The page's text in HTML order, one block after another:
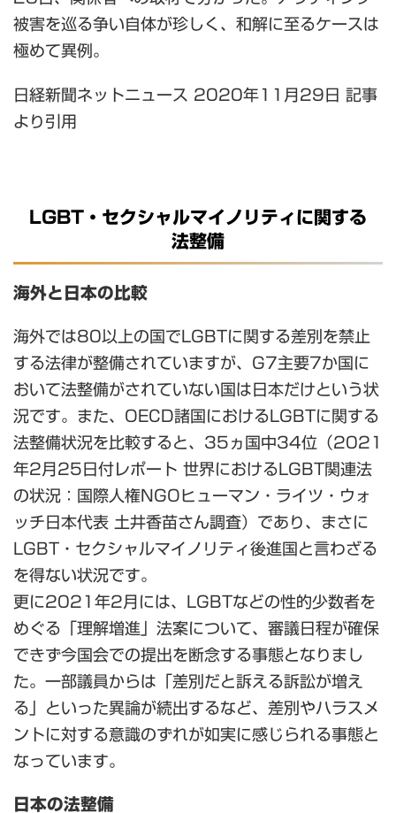
被害を巡る争い自体が珍しく、和解に至るケースは
極めて異例。
日経新聞ネットニュース 2020年11月29日 記事
より引用
LGBT・セクシャルマイノリティに関する
法整備
海外と日本の比較
海外では80以上の国でLGBTに関する差別を禁止
する法律が整備されていますが、G7主要7か国に
おいて法整備がされていない国は日本だけという状
況です。また、OECD諸国におけるLGBTに関する
法整備状況を比較すると、35ヵ国中34位（2021
年2月25日付レポート 世界におけるLGBT関連法
の状況：国際人権NGOヒューマン・ライツ・ウォ
ッチ日本代表 土井香苗さん調査）であり、まさに
LGBT・セクシャルマイノリティ後進国と言わざる
を得ない状況です。
更に2021年2月には、LGBTなどの性的少数者を
めぐる「理解増進」法案について、審議日程が確保
できず今国会での提出を断念する事態となりまし
た。一部議員からは「差別だと訴える訴訟が増え
る」といった異論が続出するなど、差別やハラスメ
ントに対する意識のずれが如実に感じられる事態と
なっています。
日本の法整備